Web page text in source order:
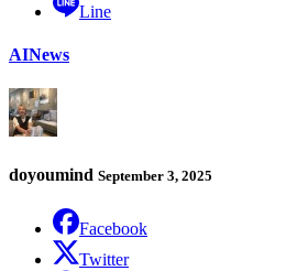
Line
AINews
doyoumind September 3, 2025
Facebook
Twitter